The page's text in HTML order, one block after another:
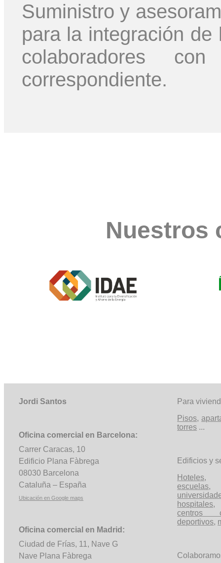
Suministro y
para la integración
colaboradores
correspondiente.
Nuestros
Jordi Santos
Oficina comercial en Barcelona:
Carrer Caracas, 10
Edificio Plana Fàbrega
08030 Barcelona
Cataluña – España
Ubicación en Google maps
Oficina comercial en Madrid:
Ciudad de Frías, 11, Nave G
Nave Plana Fàbrega
Para
Pisos,
torres ...
Edificios y
Hoteles
escuelas
hospitales,
centros
deportivos,